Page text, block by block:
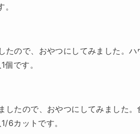
ので、おやつにしてみました。ハ
です。
たので、おやつにしてみました。
6カットです。